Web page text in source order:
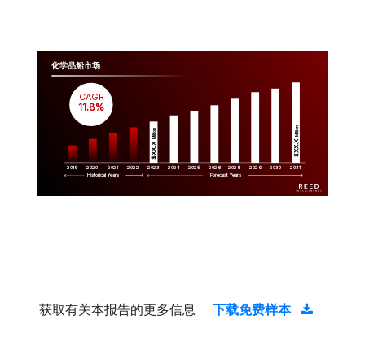
化学品船市场
2019 2020 2021 2022 2023 2024 2025 2026 2028 2029 2030 2031
$XX.X
Million
$XX.X
Million
CAGR
11.8%
Historical Years Forecast Years
获取有关本报告的更多信息 下载免费样本